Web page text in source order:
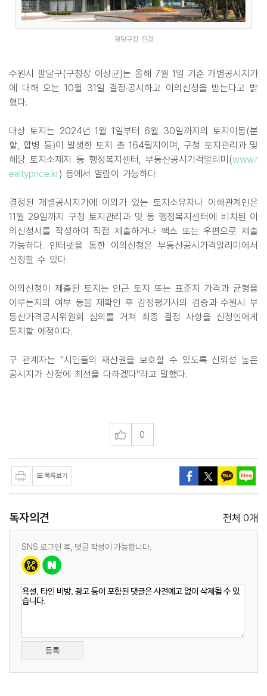
팔달구청 전경
수원시 팔달구(구청장 이상균)는 올해 7월 1일 기준 개별공시지가
에 대해 오는 10월 31일 결정·공시하고 이의신청을 받는다고 밝
혔다.
대상 토지는 2024년 1월 1일부터 6월 30일까지의 토지이동(분
할, 합병 등)이 발생한 토지 총 164필지이며, 구청 토지관리과 및
해당 토지소재지 동 행정복지센터, 부동산공시가격알리미(www.r
ealtyprice.kr) 등에서 열람이 가능하다.
결정된 개별공시지가에 이의가 있는 토지소유자나 이해관계인은
11월 29일까지 구청 토지관리과 및 동 행정복지센터에 비치된 이
의신청서를 작성하여 직접 제출하거나 팩스 또는 우편으로 제출
가능하다. 인터넷을 통한 이의신청은 부동산공시가격알리미에서
신청할 수 있다.
이의신청이 제출된 토지는 인근 토지 또는 표준지 가격과 균형을
이루는지의 여부 등을 재확인 후 감정평가사의 검증과 수원시 부
동산가격공시위원회 심의를 거쳐 최종 결정 사항을 신청인에게
통지할 예정이다.
구 관계자는 "시민들의 재산권을 보호할 수 있도록 신뢰성 높은
공시지가 산정에 최선을 다하겠다"라고 말했다.
0
독자의견 전체 0개
SNS 로그인 후, 댓글 작성이 가능합니다.
등록